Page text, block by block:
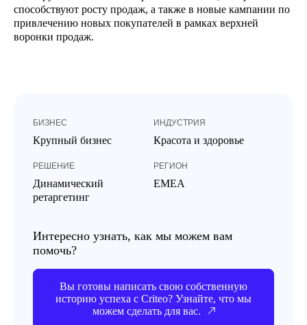
БИЗНЕС
Крупный бизнес
ИНДУСТРИЯ
Красота и здоровье
РЕШЕНИЕ
Динамический
ретаргетинг
РЕГИОН
EMEA
Интересно узнать, как мы можем вам
помочь?
Вы готовы написать свою собственную
историю успеха с Criteo? Узнайте, что мы
можем сделать для вас.
способствуют росту продаж, а также в новые кампании по
привлечению новых покупателей в рамках верхней
воронки продаж.